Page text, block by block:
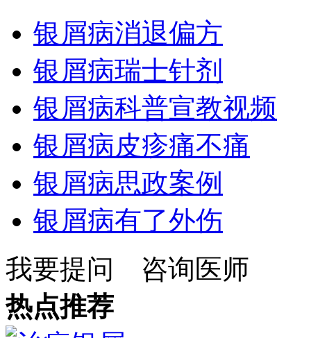
银屑病消退偏方
银屑病瑞士针剂
银屑病科普宣教视频
银屑病皮疹痛不痛
银屑病思政案例
银屑病有了外伤
我要提问
咨询医师
热点推荐